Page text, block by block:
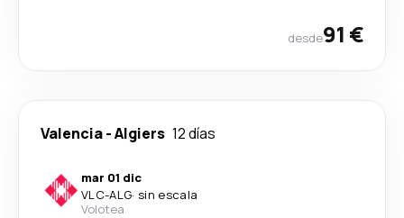
desde91 €
Valencia-Algiers 12 días
mar 01 dic
VLC-ALG· sin escala
Volotea